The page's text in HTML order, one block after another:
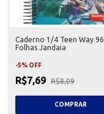
Caderno 1/4 Teen Way 96
Folhas Jandaia
-5% OFF
R$7,69 R$8,09